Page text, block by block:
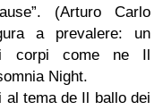
(Arturo Carlo
a prevalere: un
corpi come ne Il
Night.
tema de Il ballo dei